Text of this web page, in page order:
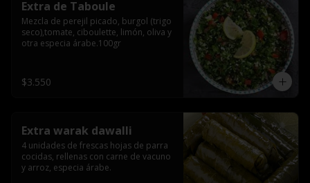
Extra de Taboule
Mezcla de perejil picado, burgol (trigo
seco),tomate, ciboulette, limón, oliva y
otra especia árabe.100gr
$3.550
Extra warak dawalli
4 unidades de frescas hojas de parra
cocidas, rellenas con carne de vacuno
y arroz, especia árabe.